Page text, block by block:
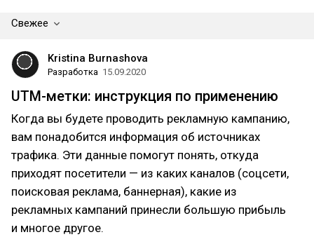
Свежее
Kristina Burnashova
Разработка 15.09.2020
UTM-метки: инструкция по применению
Когда вы будете проводить рекламную кампанию,
вам понадобится информация об источниках
трафика. Эти данные помогут понять, откуда
приходят посетители — из каких каналов (соцсети,
поисковая реклама, баннерная), какие из
рекламных кампаний принесли большую прибыль
и многое другое.